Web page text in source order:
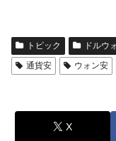
トピック ドルウ
通貨安
ウォン安
X